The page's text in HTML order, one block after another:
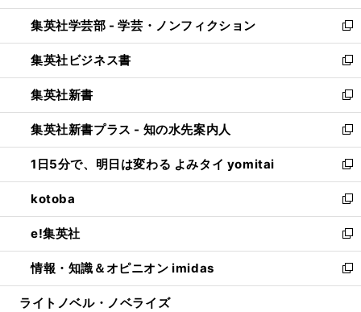
開
く
ウ
で
開
く
ン
ド
ウ
で
開
く
ウ
ィ
ン
ド
ウ
で
開
く
集英社学芸部 - 学芸・ノンフィクション
新
し
い
ウ
ィ
ン
ド
ウ
で
開
く
集英社ビジネス書
新
し
い
ウ
ィ
ン
ド
ウ
で
開
く
集英社新書
新
し
い
ウ
ィ
ン
ド
ウ
で
開
く
集英社新書プラス - 知の水先案内人
新
し
い
ウ
ィ
ン
ド
ウ
で
開
1日5分で、明日は変わる よみタイ yomitai
新
し
い
ウ
ィ
ン
ド
ウ
kotoba
新
し
い
ウ
ィ
ン
e!集英社
新
し
い
ウ
情報・知識＆オピニオン imidas
新
し
ライトノベル・ノベライズ